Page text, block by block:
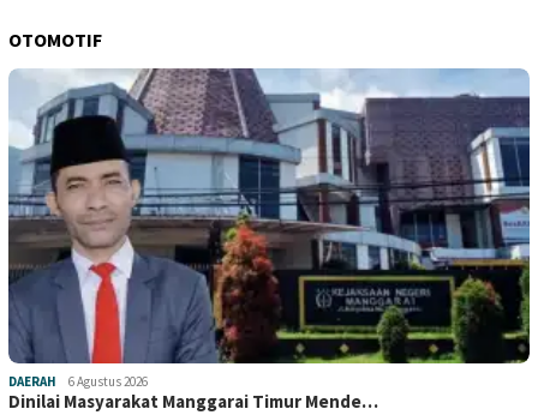
OTOMOTIF
DAERAH 6 Agustus 2026
Dinilai Masyarakat Manggarai Timur Mende…